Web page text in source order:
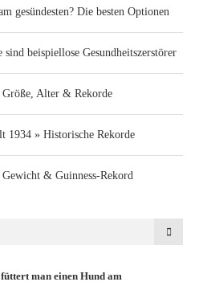
gesündesten? Die besten Optionen
beispiellose Gesundheitszerstörer
Alter & Rekorde
1934 » Historische Rekorde
& Guinness-Rekord
man einen Hund am